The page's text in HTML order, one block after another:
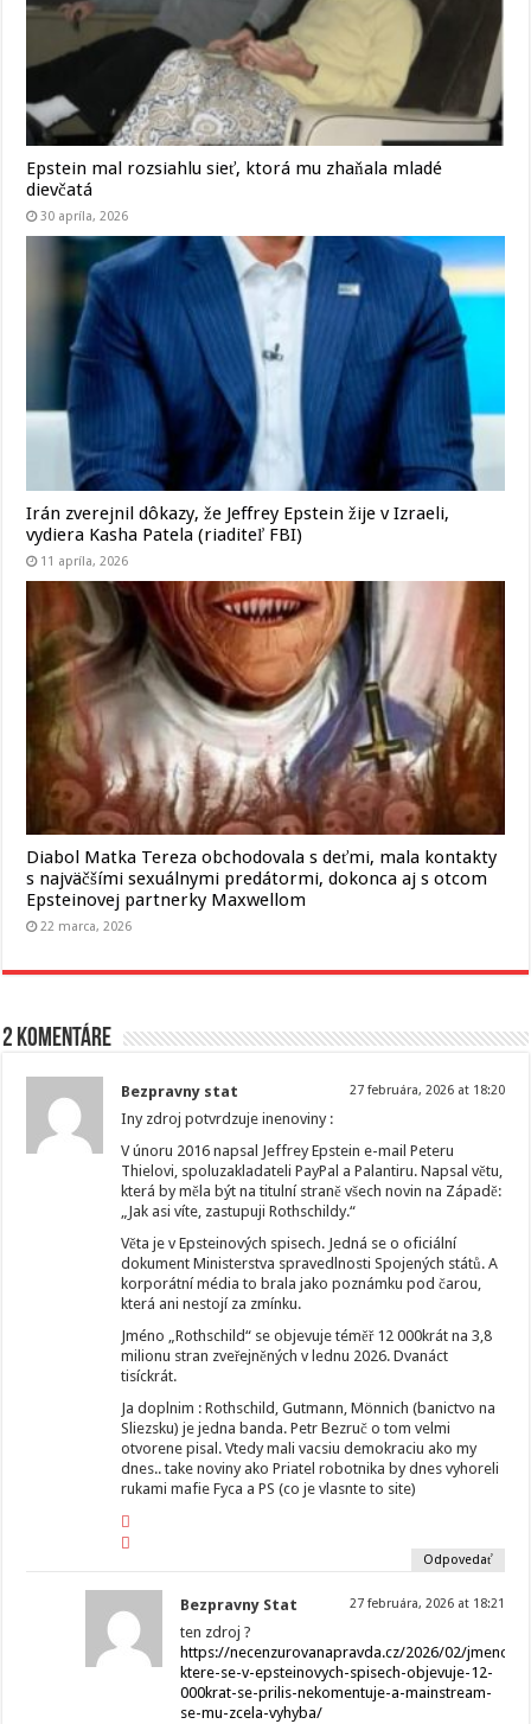
Epstein mal rozsiahlu sieť, ktorá mu zhaňala mladé
dievčatá
30 apríla, 2026
Irán zverejnil dôkazy, že Jeffrey Epstein žije v Izraeli,
vydiera Kasha Patela (riaditeľ FBI)
11 apríla, 2026
Diabol Matka Tereza obchodovala s deťmi, mala kontakty
s najväčšími sexuálnymi predátormi, dokonca aj s otcom
Epsteinovej partnerky Maxwellom
22 marca, 2026
2 komentáre
Bezpravny stat 27 februára, 2026 at 18:20
Iny zdroj potvrdzuje inenoviny :
V únoru 2016 napsal Jeffrey Epstein e-mail Peteru
Thielovi, spoluzakladateli PayPal a Palantiru. Napsal větu,
která by měla být na titulní straně všech novin na Západě:
„Jak asi víte, zastupuji Rothschildy.“
Věta je v Epsteinových spisech. Jedná se o oficiální
dokument Ministerstva spravedlnosti Spojených států. A
korporátní média to brala jako poznámku pod čarou,
která ani nestojí za zmínku.
Jméno „Rothschild“ se objevuje téměř 12 000krát na 3,8
milionu stran zveřejněných v lednu 2026. Dvanáct
tisíckrát.
Ja doplnim : Rothschild, Gutmann, Mönnich (banictvo na
Sliezsku) je jedna banda. Petr Bezruč o tom velmi
otvorene pisal. Vtedy mali vacsiu demokraciu ako my
dnes.. take noviny ako Priatel robotnika by dnes vyhoreli
rukami mafie Fyca a PS (co je vlasnte to site)
Odpovedať
Bezpravny Stat 27 februára, 2026 at 18:21
ten zdroj ?
https://necenzurovanapravda.cz/2026/02/jmeno-
ktere-se-v-epsteinovych-spisech-objevuje-12-
000krat-se-prilis-nekomentuje-a-mainstream-
se-mu-zcela-vyhyba/